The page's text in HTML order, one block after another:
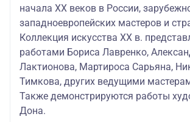
начала XX веков в России,
западноевропейских мастеров и
Коллекция искусства XX в.
работами Бориса Лавренко,
Лактионова, Мартироса Сарьяна,
Тимкова, других ведущими
Также демонстрируются работы
Дона.